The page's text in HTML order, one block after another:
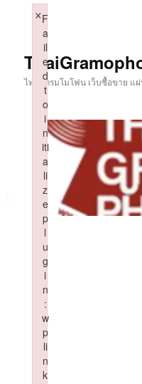
ไทยแกรมโมโฟน เว็บซื้อขาย แผ่
F
a
il
e
d
t
o
i
n
iti
a
li
z
e
p
l
u
g
i
n
:
w
p
li
n
k
×